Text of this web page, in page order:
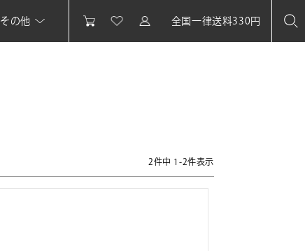
その他 全国一律送料330円
2件中 1 -2件表示